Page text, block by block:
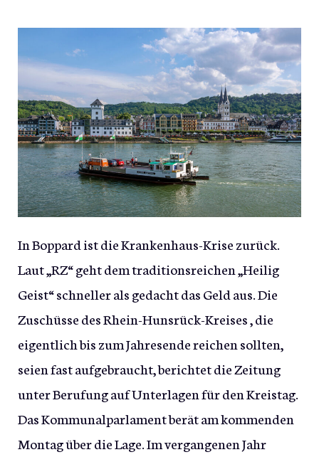
In Boppard ist die Krankenhaus-Krise zurück.
Laut „RZ“ geht dem traditionsreichen „Heilig
Geist“ schneller als gedacht das Geld aus. Die
Zuschüsse des Rhein-Hunsrück-Kreises , die
eigentlich bis zum Jahresende reichen sollten,
seien fast aufgebraucht, berichtet die Zeitung
unter Berufung auf Unterlagen für den Kreistag.
Das Kommunalparlament berät am kommenden
Montag über die Lage. Im vergangenen Jahr